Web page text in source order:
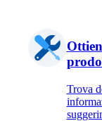
Trova